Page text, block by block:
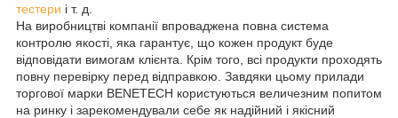
тестери і т. д.
На виробництві компанії впроваджена повна система
контролю якості, яка гарантує, що кожен продукт буде
відповідати вимогам клієнта. Крім того, всі продукти проходять
повну перевірку перед відправкою. Завдяки цьому прилади
торгової марки BENETECH користуються величезним попитом
на ринку і зарекомендували себе як надійний і якісний